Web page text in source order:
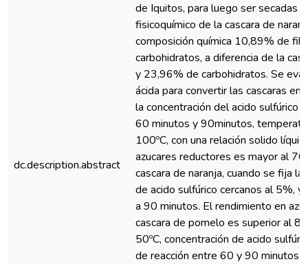
dc.description.abstract
de Iquitos, para luego ser secadas
fisicoquímico de la cascara de
composición química 10,89% de
carbohidratos, a diferencia de la
y 23,96% de carbohidratos. Se
ácida para convertir las cascaras en
la concentración del acido sulfúrico
60 minutos y 90minutos,
100ºC, con una relación solido
azucares reductores es mayor al
cascara de naranja, cuando se fija la
de acido sulfúrico cercanos al 5%,
a 90 minutos. El rendimiento en
cascara de pomelo es superior al
50ºC, concentración de acido
de reacción entre 60 y 90 minutos.